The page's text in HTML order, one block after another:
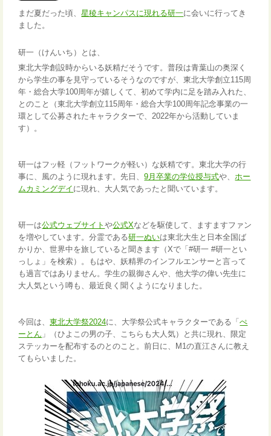
まだ夏だった頃、星稜キャンパスに現れる研一に会いに行ってき
ました。
研一（けんいち）とは、
東北大学創設時からいる妖精だそうです。普段は青葉山の奥深く
から学生の事を見守っているそうなのですが、東北大学創立115周
年・総合大学100周年が嬉しくて、初めて学内に足を踏み入れた、
とのこと（東北大学創立115周年・総合大学100周年記念事業の一
環として公募されたキャラクターで、2022年から活動していま
す）。
研一はフッ軽（フットワークが軽い）な妖精です。東北大学の行
事に、風のように現れます。先日、9月卒業の学位授与式や、ホー
ムカミングデイ に現れ、大人気であったと聞いています。
研一は公式ウェブサイトや公式Xなどを駆使して、ますますファン
を増やしています。分霊である研一ぬいは東北大生と日本全国ば
かりか、世界中を旅していると聞きます（Xで「#研一 #研一とい
っしょ」を検索）。もはや、妖精界のインフルエンサーと言って
も過言ではありません。学生の親御さんや、他大学の偉い先生に
大人気という噂も、最近良く聞くようになりました。
今回は、東北大学祭2024に、大学祭公式キャラクターである「ぺ
ーとん 」（ひよこの男の子、こちらも大人気）と共に現れ、限定
ステッカーを配布するのとのこと。前日に、M1の直江さんに教え
てもらいました。